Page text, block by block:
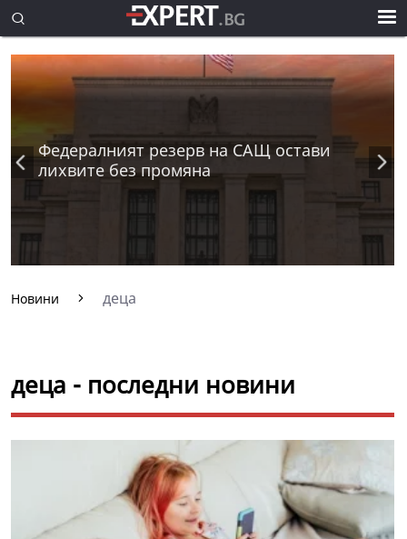
Федералният резерв на САЩ остави
лихвите без промяна
Новини деца
деца - последни новини